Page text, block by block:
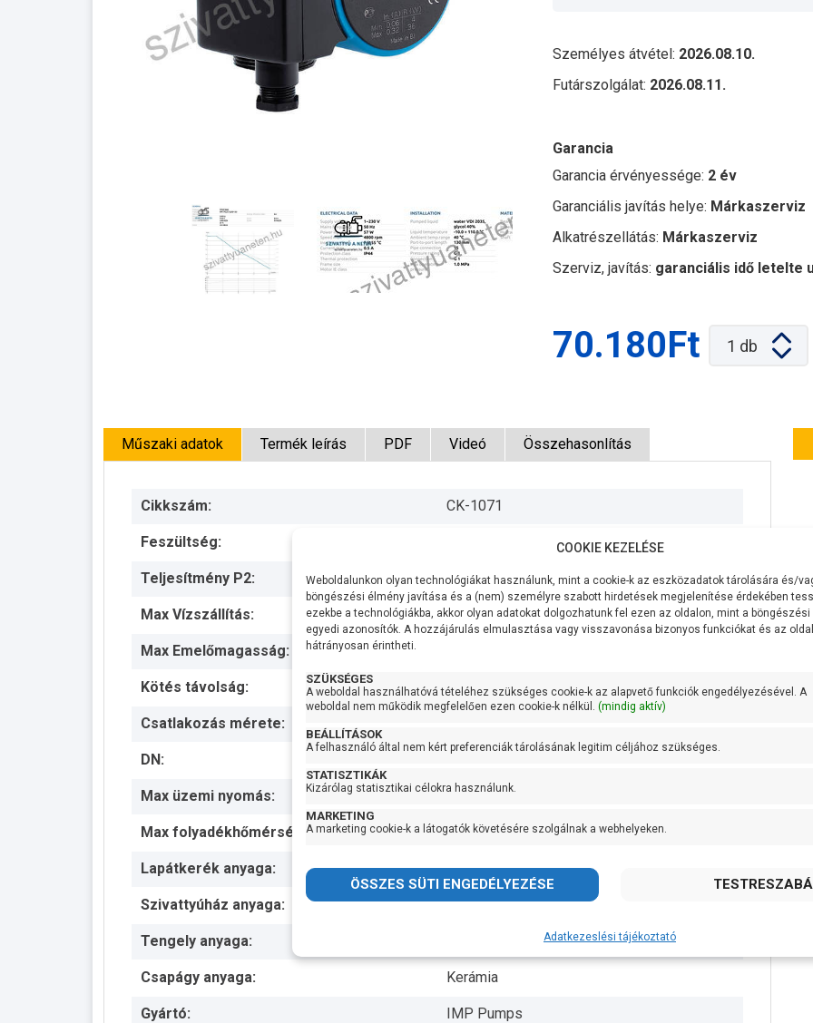
Személyes átvétel: 2026.08.10.
Futárszolgálat: 2026.08.11.
Garancia
Garancia érvényessége: 2 év
Garanciális javítás helye: Márkaszerviz
Alkatrészellátás: Márkaszerviz
Szerviz, javítás: garanciális idő letelte
70.180Ft 1 db
Műszaki adatok Termék leírás PDF Videó Összehasonlítás
Cikkszám: CK-1071
Feszültség:
Teljesítmény P2: 57W
Max Vízszállítás: 3,46 m3/óra
Max Emelőmagasság:
Kötés távolság: 130 mm
Csatlakozás mérete:
DN: 25 mm
Max üzemi nyomás: 10 bar
Max folyadékhőmérséklet: + 110 fok
Lapátkerék anyaga: Noryl 1630V
Szivattyúház anyaga: Öntvény
Tengely anyaga:
Csapágy anyaga: Kerámia
Gyártó: IMP Pumps
COOKIE KEZELÉSE
Weboldalunkon olyan technológiákat használunk, mint a cookie-k az eszközadatok tárolására és/
böngészési élmény javítása és a (nem) személyre szabott hirdetések megjelenítése érdekében
ezekbe a technológiákba, akkor olyan adatokat dolgozhatunk fel ezen az oldalon, mint a
egyedi azonosítók. A hozzájárulás elmulasztása vagy visszavonása bizonyos funkciókat és az
hátrányosan érintheti.
SZÜKSÉGES
A weboldal használhatóvá tételéhez szükséges cookie-k az alapvető funkciók engedélyezésével. A
weboldal nem működik megfelelően ezen cookie-k nélkül. (mindig aktív)
BEÁLLÍTÁSOK
A felhasználó által nem kért preferenciák tárolásának legitim céljához szükséges.
STATISZTIKÁK
Kizárólag statisztikai célokra használunk.
MARKETING
A marketing cookie-k a látogatók követésére szolgálnak a webhelyeken.
Adatkezeslési tájékoztató